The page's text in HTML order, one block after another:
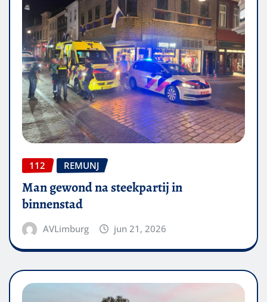
112 REMUNJ
Man gewond na steekpartij in
binnenstad
AVLimburg jun 21, 2026